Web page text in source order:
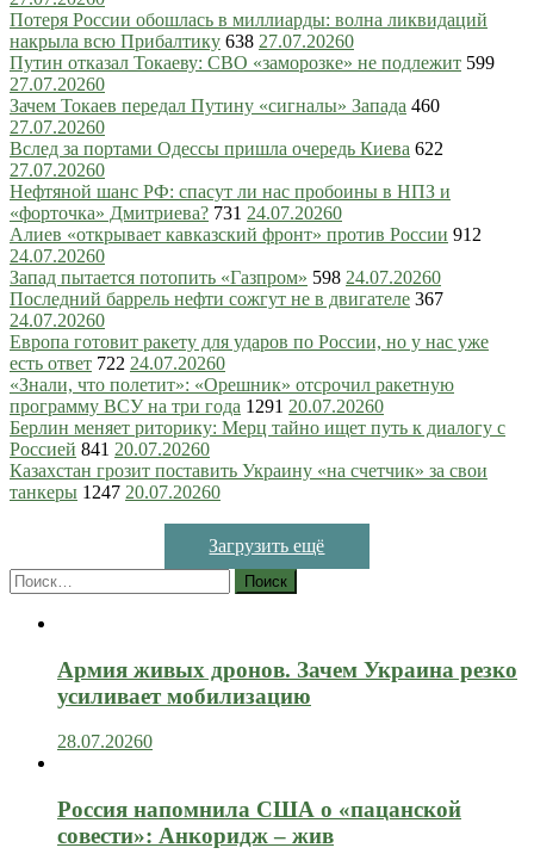
Потеря России обошлась в миллиарды: волна ликвидаций
накрыла всю Прибалтику 638 27.07.20260
Путин отказал Токаеву: СВО «заморозке» не подлежит 599
27.07.20260
Зачем Токаев передал Путину «сигналы» Запада 460
27.07.20260
Вслед за портами Одессы пришла очередь Киева 622
27.07.20260
Нефтяной шанс РФ: спасут ли нас пробоины в НПЗ и
«форточка» Дмитриева? 731 24.07.20260
Алиев «открывает кавказский фронт» против России 912
24.07.20260
Запад пытается потопить «Газпром» 598 24.07.20260
Последний баррель нефти сожгут не в двигателе 367
24.07.20260
Европа готовит ракету для ударов по России, но у нас уже
есть ответ 722 24.07.20260
«Знали, что полетит»: «Орешник» отсрочил ракетную
программу ВСУ на три года 1291 20.07.20260
Берлин меняет риторику: Мерц тайно ищет путь к диалогу с
Россией 841 20.07.20260
Казахстан грозит поставить Украину «на счетчик» за свои
танкеры 1247 20.07.20260
Загрузить ещё
Найти:
Армия живых дронов. Зачем Украина резко
усиливает мобилизацию
28.07.20260
Россия напомнила США о «пацанской
совести»: Анкоридж – жив